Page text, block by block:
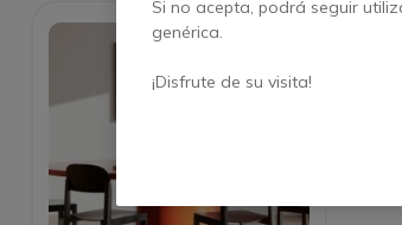
Si no acepta, podrá seguir
genérica.
¡Disfrute de su visita!